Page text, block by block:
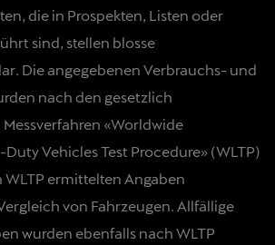
die in Prospekten, Listen oder
sind, stellen blosse
Die angegebenen Verbrauchs- und
nach den gesetzlich
«Worldwide
Vehicles Test Procedure» (WLTP)
ermittelten Angaben
von Fahrzeugen. Allfällige
wurden ebenfalls nach WLTP